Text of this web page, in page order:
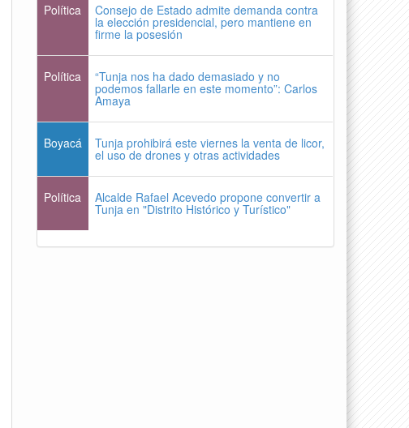
Política Consejo de Estado admite demanda contra
la elección presidencial, pero mantiene en
firme la posesión
Política “Tunja nos ha dado demasiado y no
podemos fallarle en este momento”: Carlos
Amaya
Boyacá Tunja prohibirá este viernes la venta de licor,
el uso de drones y otras actividades
Política Alcalde Rafael Acevedo propone convertir a
Tunja en "Distrito Histórico y Turístico"